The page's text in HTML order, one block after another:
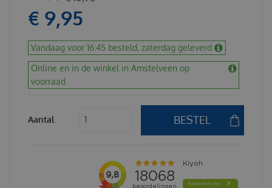
€ 9,95
Vandaag voor 16:45 besteld, zaterdag geleverd
Online en in de winkel in Amstelveen op
voorraad
Aantal